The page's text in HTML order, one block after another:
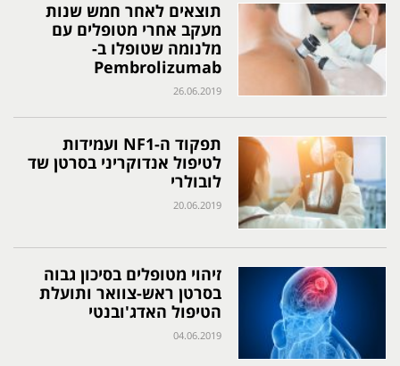
תוצאים לאחר חמש שנות
מעקב אחרי מטופלים עם
מלנומה שטופלו ב-
Pembrolizumab
26.06.2019
תפקוד ה-NF1 ועמידות
לטיפול אנדוקריני בסרטן שד
לובולרי
20.06.2019
זיהוי מטופלים בסיכון גבוה
בסרטן ראש-צוואר ותועלת
הטיפול האדג'ובנטי
04.06.2019